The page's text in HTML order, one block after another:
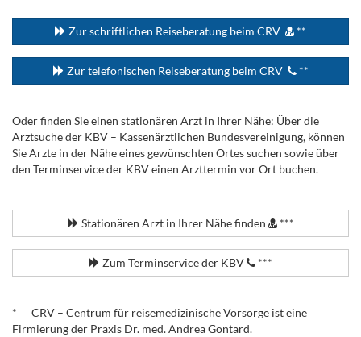
Zur schriftlichen Reiseberatung beim CRV **
Zur telefonischen Reiseberatung beim CRV **
Oder finden Sie einen stationären Arzt in Ihrer Nähe: Über die
Arztsuche der KBV – Kassenärztlichen Bundesvereinigung, können
Sie Ärzte in der Nähe eines gewünschten Ortes suchen sowie über
den Terminservice der KBV einen Arzttermin vor Ort buchen.
Stationären Arzt in Ihrer Nähe finden ***
Zum Terminservice der KBV ***
* CRV – Centrum für reisemedizinische Vorsorge ist eine
Firmierung der Praxis Dr. med. Andrea Gontard.